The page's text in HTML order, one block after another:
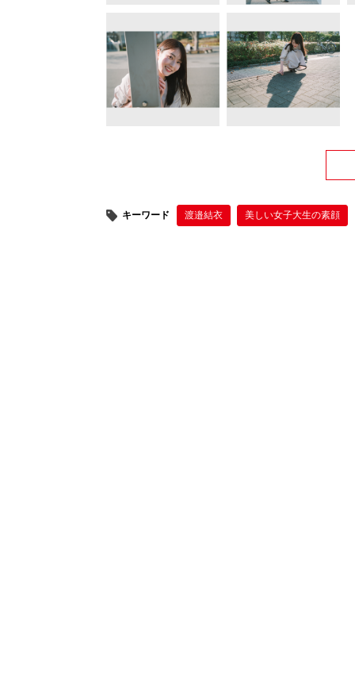
キーワード 渡邉結衣 美しい女子大生の素顔